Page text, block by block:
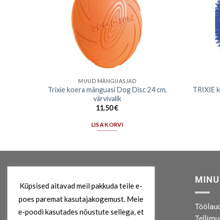
MUUD MÄNGUASJAD
Trixie koera mänguasi Dog Disc 24 cm,
värvivalik
11.50€
LISA KORVI
TRIXIE
Küpsised aitavad meil pakkuda teile e-
poes paremat kasutajakogemust. Meie
e-poodi kasutades nõustute sellega, et